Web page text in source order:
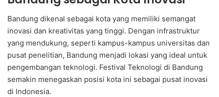
Bandung dikenal sebagai kota yang memiliki semangat
inovasi dan kreativitas yang tinggi. Dengan infrastruktur
yang mendukung, seperti kampus-kampus universitas dan
pusat penelitian, Bandung menjadi lokasi yang ideal untuk
pengembangan teknologi. Festival Teknologi di Bandung
semakin menegaskan posisi kota ini sebagai pusat inovasi
di Indonesia.